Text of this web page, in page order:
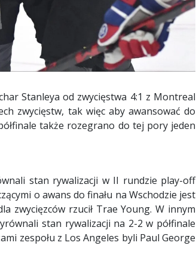
Stanleya od zwycięstwa 4:1 z Montreal
zwycięstw, tak więc aby awansować do
także rozegrano do tej pory jeden
stan rywalizacji w II rundzie play-off
o awans do finału na Wschodzie jest
zwycięzców rzucił Trae Young. W innym
stan rywalizacji na 2-2 w półfinale
zespołu z Los Angeles byli Paul George